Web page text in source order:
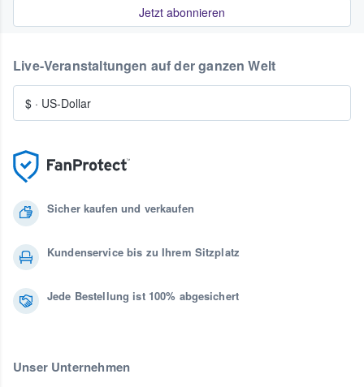
Jetzt abonnieren
Sicher kaufen und verkaufen
Kundenservice bis zu Ihrem Sitzplatz
Jede Bestellung ist 100% abgesichert
Unser Unternehmen
Live-Veranstaltungen auf der ganzen Welt
$ · US-Dollar